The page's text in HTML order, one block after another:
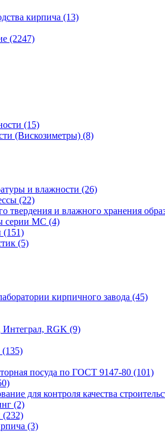
кирпича (13)
(2247)
(15)
(Вискозиметры) (8)
и влажности (26)
(22)
твердения и влажного хранения
серии MC (4)
(151)
(5)
кирпичного завода (45)
RGK (9)
посуда по ГОСТ 9147-80 (101)
для контроля качества
(2)
(232)
(3)